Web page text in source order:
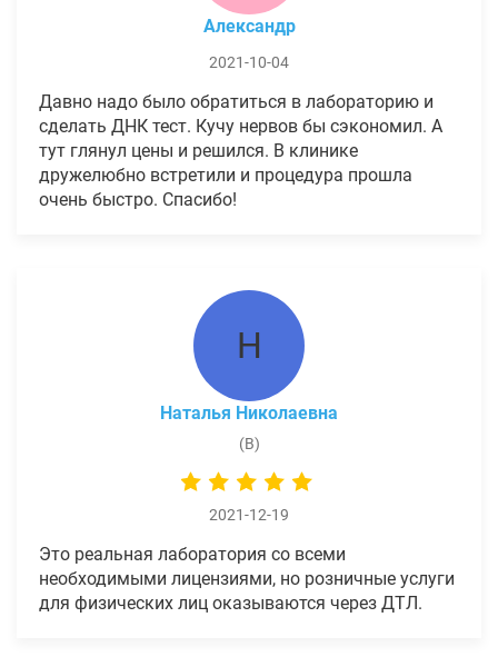
Александр
2021-10-04
Давно надо было обратиться в лабораторию и
сделать ДНК тест. Кучу нервов бы сэкономил. А
тут глянул цены и решился. В клинике
дружелюбно встретили и процедура прошла
очень быстро. Спасибо!
Н
Наталья Николаевна
(В)
2021-12-19
Это реальная лаборатория со всеми
необходимыми лицензиями, но розничные услуги
для физических лиц оказываются через ДТЛ.